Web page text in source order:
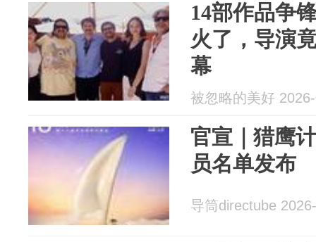
14部作品争
火了，导演
幕
被忽略的美好
官宣｜猎鹰
员名单发布
导筒directube